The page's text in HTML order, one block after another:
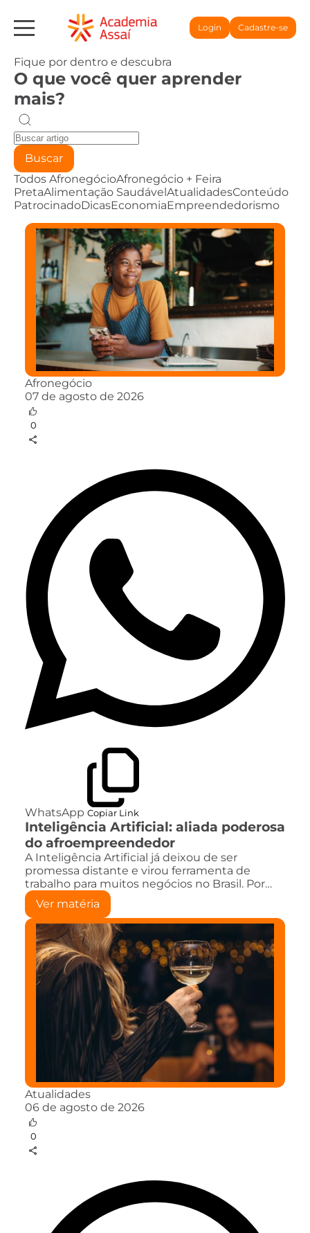
Login Cadastre-se
Fique por dentro e descubra
O que você quer aprender
mais?
Buscar
Todos AfronegócioAfronegócio + Feira
PretaAlimentação SaudávelAtualidadesConteúdo
PatrocinadoDicasEconomiaEmpreendedorismo
Afronegócio
07 de agosto de 2026
0
WhatsApp Copiar Link
Inteligência Artificial: aliada poderosa
do afroempreendedor
A Inteligência Artificial já deixou de ser
promessa distante e virou ferramenta de
trabalho para muitos negócios no Brasil. Por…
Ver matéria
Atualidades
06 de agosto de 2026
0